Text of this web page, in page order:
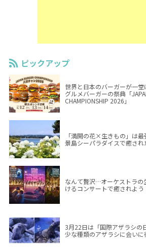
ピックアップ
世界と日本のバーガーが一
グルメバーガーの祭典「
CHAMPIONSHIP 2026」
「満開の花×生きもの」は
景島シーパラダイスで癒さ
なんて贅沢…オーケストラの
けるコンサートで癒されよう
3月22日は「国際アザラシの
少な種類のアザラシに会いに